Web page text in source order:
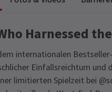
Harnessed
internationalen
Einfallsreichtum
limitierten Spielzeit bei